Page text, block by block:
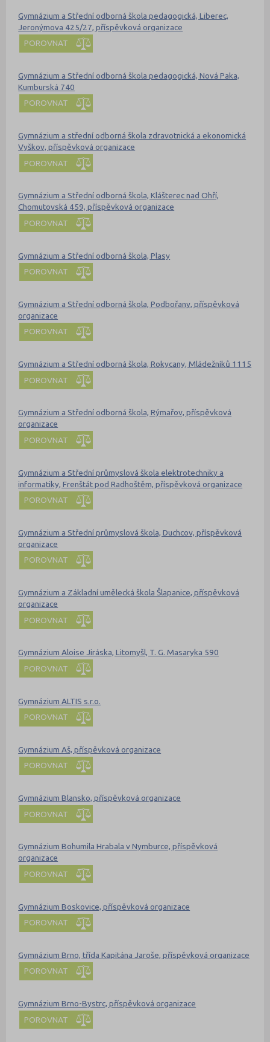
Gymnázium a Střední odborná škola pedagogická, Liberec,
Jeronýmova 425/27, příspěvková organizace
POROVNAT
Gymnázium a Střední odborná škola pedagogická, Nová Paka,
Kumburská 740
POROVNAT
Gymnázium a střední odborná škola zdravotnická a ekonomická
Vyškov, příspěvková organizace
POROVNAT
Gymnázium a Střední odborná škola, Klášterec nad Ohří,
Chomutovská 459, příspěvková organizace
POROVNAT
Gymnázium a Střední odborná škola, Plasy
POROVNAT
Gymnázium a Střední odborná škola, Podbořany, příspěvková
organizace
POROVNAT
Gymnázium a Střední odborná škola, Rokycany, Mládežníků 1115
POROVNAT
Gymnázium a Střední odborná škola, Rýmařov, příspěvková
organizace
POROVNAT
Gymnázium a Střední průmyslová škola elektrotechniky a
informatiky, Frenštát pod Radhoštěm, příspěvková organizace
POROVNAT
Gymnázium a Střední průmyslová škola, Duchcov, příspěvková
organizace
POROVNAT
Gymnázium a Základní umělecká škola Šlapanice, příspěvková
organizace
POROVNAT
Gymnázium Aloise Jiráska, Litomyšl, T. G. Masaryka 590
POROVNAT
Gymnázium ALTIS s.r.o.
POROVNAT
Gymnázium Aš, příspěvková organizace
POROVNAT
Gymnázium Blansko, příspěvková organizace
POROVNAT
Gymnázium Bohumila Hrabala v Nymburce, příspěvková
organizace
POROVNAT
Gymnázium Boskovice, příspěvková organizace
POROVNAT
Gymnázium Brno, třída Kapitána Jaroše, příspěvková organizace
POROVNAT
Gymnázium Brno-Bystrc, příspěvková organizace
POROVNAT